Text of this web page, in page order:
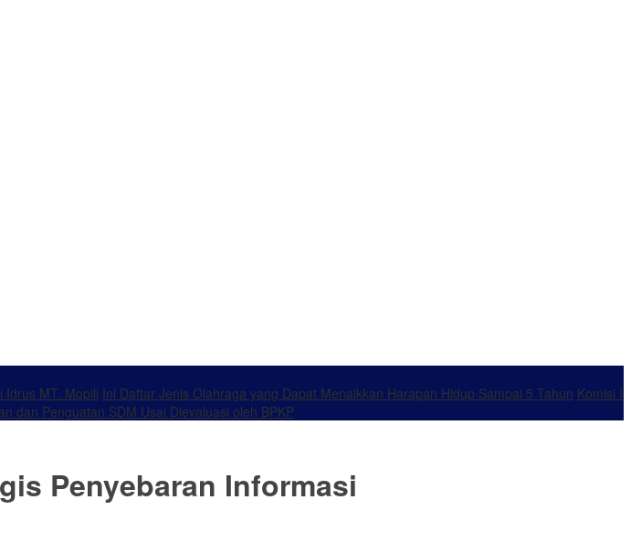
Idrus MT. Mopili Ini Daftar Jenis Olahraga yang Dapat Menaikkan Harapan Hidup Sampai 5 Tahun Komisi I
dan Penguatan SDM Usai Dievaluasi oleh BPKP
Penyebaran Informasi